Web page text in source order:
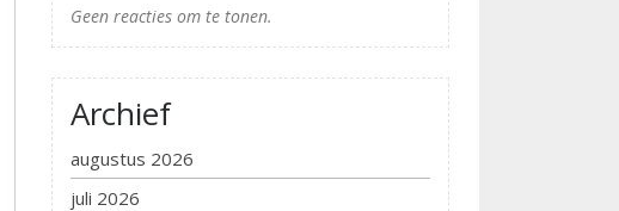
Geen reacties om te tonen.
Archief
augustus 2026
juli 2026